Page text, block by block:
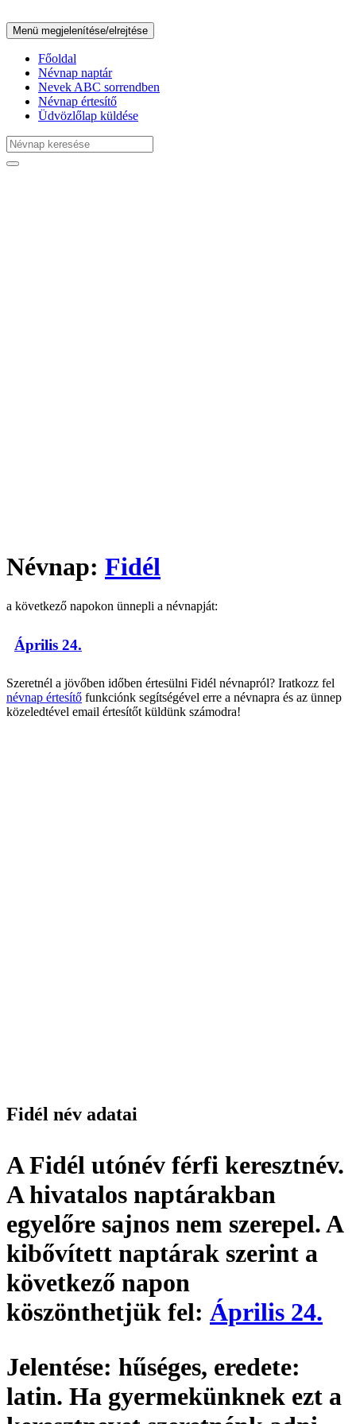
Menü megjelenítése/elrejtése
Főoldal
Névnap naptár
Nevek ABC sorrendben
Névnap értesítő
Üdvözlőlap küldése
Névnap: Fidél
a következő napokon ünnepli a névnapját:
Április 24.
Szeretnél a jövőben időben értesülni Fidél névnapról? Iratkozz fel
névnap értesítő funkciónk segítségével erre a névnapra és az ünnep
közeledtével email értesítőt küldünk számodra!
Fidél név adatai
A Fidél utónév férfi keresztnév.
A hivatalos naptárakban
egyelőre sajnos nem szerepel. A
kibővített naptárak szerint a
következő napon
köszönthetjük fel: Április 24.
Jelentése: hűséges, eredete:
latin. Ha gyermekünknek ezt a